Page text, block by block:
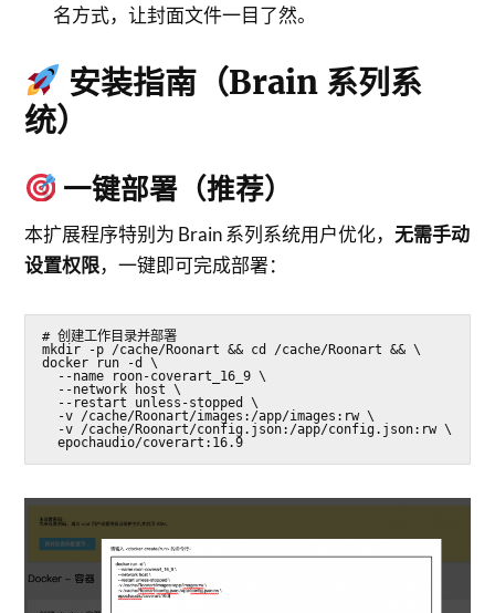
名方式，让封面文件一目了然。
安装指南（Brain 系列系
统）
一键部署（推荐）
本扩展程序特别为 Brain 系列系统用户优化，无需手动
设置权限，一键即可完成部署：
# 创建工作目录并部署
mkdir -p /cache/Roonart && cd /cache/Roonart && \
docker run -d \
--name roon-coverart_16_9 \
--network host \
--restart unless-stopped \
-v /cache/Roonart/images:/app/images:rw \
-v /cache/Roonart/config.json:/app/config.json:rw \
epochaudio/coverart:16.9